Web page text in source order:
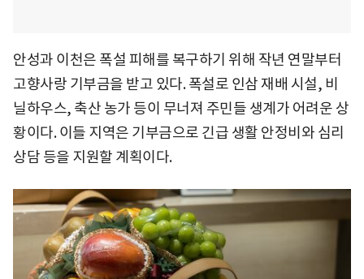
안성과 이천은 폭설 피해를 복구하기 위해 작년 연말부터
고향사랑 기부금을 받고 있다. 폭설로 인삼 재배 시설, 비
닐하우스, 축산 농가 등이 무너져 주민들 생계가 어려운 상
황이다. 이들 지역은 기부금으로 긴급 생활 안정비와 심리
상담 등을 지원할 계획이다.